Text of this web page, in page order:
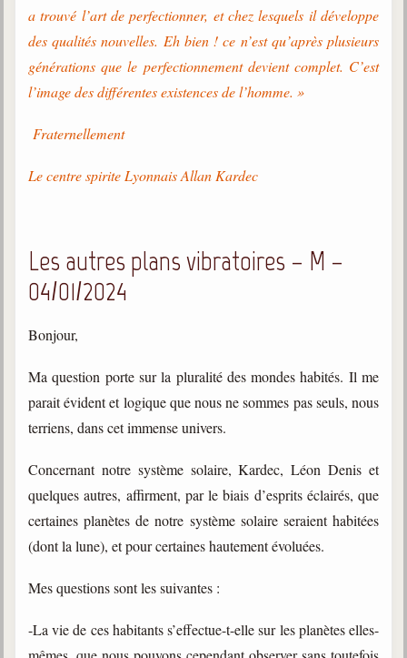
a trouvé l’art de perfectionner, et chez lesquels il développe
des qualités nouvelles. Eh bien ! ce n’est qu’après plusieurs
générations que le perfectionnement devient complet. C’est
l’image des différentes existences de l’homme. »
Fraternellement
Le centre spirite Lyonnais Allan Kardec
Les autres plans vibratoires – M –
04/01/2024
Bonjour,
Ma question porte sur la pluralité des mondes habités. Il me
parait évident et logique que nous ne sommes pas seuls, nous
terriens, dans cet immense univers.
Concernant notre système solaire, Kardec, Léon Denis et
quelques autres, affirment, par le biais d’esprits éclairés, que
certaines planètes de notre système solaire seraient habitées
(dont la lune), et pour certaines hautement évoluées.
Mes questions sont les suivantes :
-La vie de ces habitants s’effectue-t-elle sur les planètes elles-